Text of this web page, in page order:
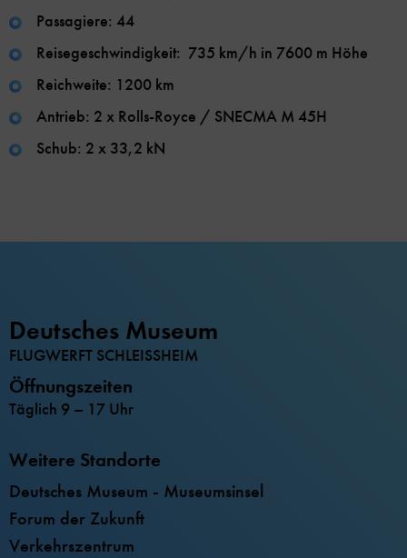
Passagiere: 44
Reisegeschwindigkeit: 735 km/h in 7600 m Höhe
Reichweite: 1200 km
Antrieb: 2 x Rolls-Royce / SNECMA M 45H
Schub: 2 x 33,2 kN
Deutsches Museum
FLUGWERFT SCHLEISSHEIM
Öffnungszeiten
Täglich 9 – 17 Uhr
Weitere Standorte
Deutsches Museum - Museumsinsel
Forum der Zukunft
Verkehrszentrum